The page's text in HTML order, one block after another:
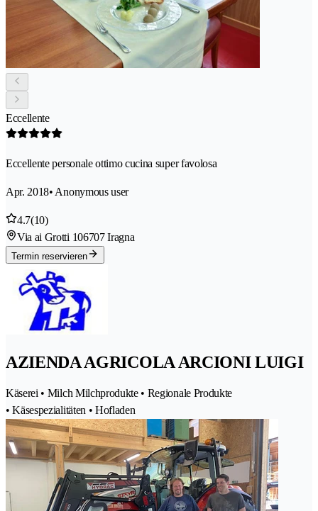
Eccellente
Eccellente personale ottimo cucina super favolosa
Apr. 2018• Anonymous user
4.7(10)
Via ai Grotti 106707 Iragna
Termin reservieren
AZIENDA AGRICOLA ARCIONI LUIGI
Käserei • Milch Milchprodukte • Regionale Produkte
• Käsespezialitäten • Hofladen